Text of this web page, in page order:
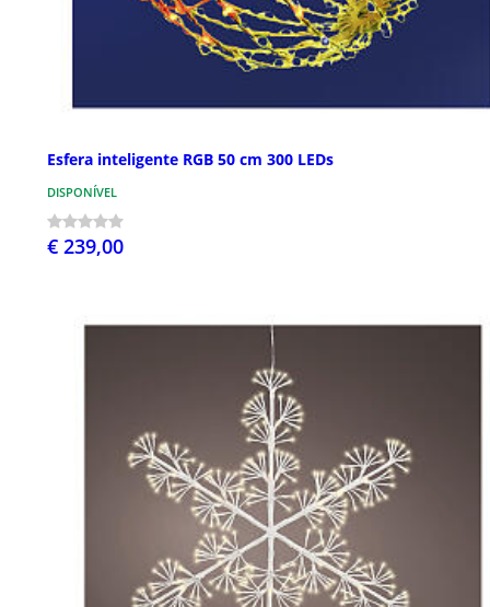
Esfera inteligente RGB 50 cm 300 LEDs
DISPONÍVEL
€ 239,00